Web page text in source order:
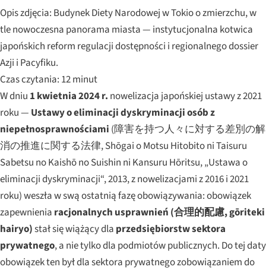
Opis zdjęcia: Budynek Diety Narodowej w Tokio o zmierzchu, w
tle nowoczesna panorama miasta — instytucjonalna kotwica
japońskich reform regulacji dostępności i regionalnego dossier
Azji i Pacyfiku.
Czas czytania: 12 minut
W dniu 1 kwietnia 2024 r. nowelizacja japońskiej ustawy z 2021
roku — Ustawy o eliminacji dyskryminacji osób z
niepełnosprawnościami (障害を持つ人々に対する差別の解
消の推進に関する法律,Shōgai o Motsu Hitobito ni Taisuru
Sabetsu no Kaishō no Suishin ni Kansuru Hōritsu, „Ustawa o
eliminacji dyskryminacji“, 2013, z nowelizacjami z 2016 i 2021
roku) weszła w swą ostatnią fazę obowiązywania: obowiązek
zapewnienia racjonalnych usprawnień (合理的配慮,gōriteki
hairyo)stał się wiążący dla przedsiębiorstw sektora
prywatnego, a nie tylko dla podmiotów publicznych. Do tej daty
obowiązek ten był dla sektora prywatnego zobowiązaniem do